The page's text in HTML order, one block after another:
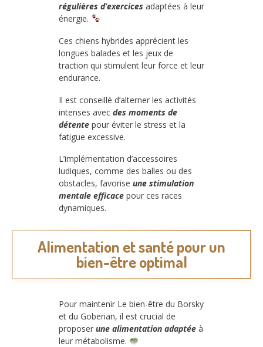
régulières d’exercices adaptées à leur
énergie.
Ces chiens hybrides apprécient les
longues balades et les jeux de
traction qui stimulent leur force et leur
endurance.
Il est conseillé d’alterner les activités
intenses avec des moments de
détente pour éviter le stress et la
fatigue excessive.
L’implémentation d’accessoires
ludiques, comme des balles ou des
obstacles, favorise une stimulation
mentale efficace pour ces races
dynamiques.
Alimentation et santé pour un
bien-être optimal
Pour maintenir Le bien-être du Borsky
et du Goberian, il est crucial de
proposer une alimentation adaptée à
leur métabolisme.